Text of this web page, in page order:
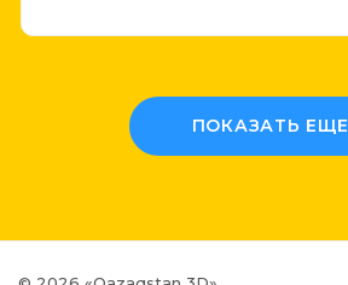
ПОКАЗАТЬ ЕЩЕ